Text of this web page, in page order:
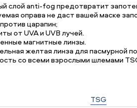
слой anti-fog предотвратит
оправа не даст вашей маске
царапин;
от UVA и UVB лучей.
магнитные линзы.
желтая линза для пасмурной
со всеми взрослыми шлемами
TSG